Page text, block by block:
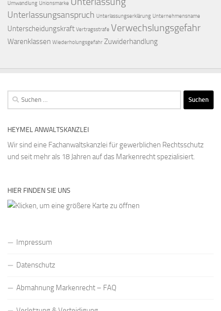
Umwandlung Unionsmarke
Unterlassungsanspruch Unterlassungserklärung Unternehmensname
Unterscheidungskraft Vertragsstrafe Verwechslungsgefahr
Warenklassen Wiederholungsgefahr Zuwiderhandlung
Suchen
nach:
HEYMEL ANWALTSKANZLEI
Wir sind eine Fachanwaltskanzlei für gewerblichen Rechtsschutz
und seit mehr als 18 Jahren auf das Markenrecht spezialisiert.
HIER FINDEN SIE UNS
Impressum
Datenschutz
Abmahnung Markenrecht – FAQ